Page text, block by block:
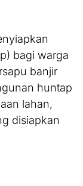
bagi warga
banjir
huntap
lahan,
disiapkan